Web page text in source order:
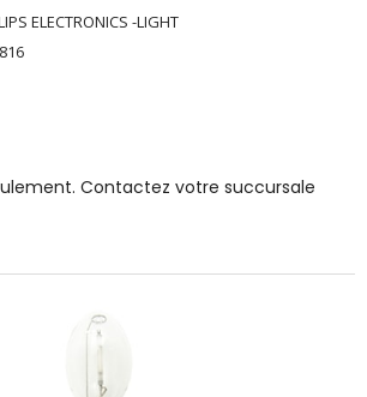
ELECTRONICS -LIGHT
Contactez votre succursale